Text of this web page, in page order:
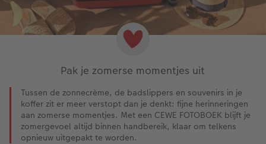
Pak je zomerse momentjes uit
Tussen de zonnecrème, de badslippers en souvenirs in je
koffer zit er meer verstopt dan je denkt: fijne herinneringen
aan zomerse momentjes. Met een CEWE FOTOBOEK blijft je
zomergevoel altijd binnen handbereik, klaar om telkens
opnieuw uitgepakt te worden.